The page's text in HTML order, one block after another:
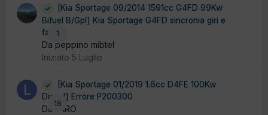
1
[Kia Sportage 09/2014 1591cc G4FD 99Kw
Bifuel B/Gpl] Kia Sportage G4FD sincronia giri e
fase
Da peppino mibtel
Iniziato 5 Luglio
18
[Kia Sportage 01/2019 1.6cc D4FE 100Kw
Diesel] Errore P200300
Da LARO